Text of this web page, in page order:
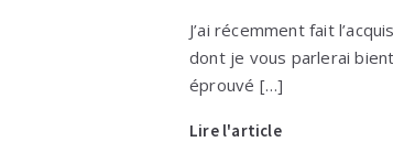
J’ai récemment fait
dont je vous parlerai
éprouvé […]
Lire l'article